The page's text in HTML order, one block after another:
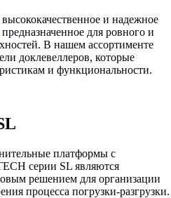
и надежное
предназначенное для ровного и
В нашем ассортименте
доклевеллеров, которые
и функциональности.
платформы с
серии SL являются
решением для организации
процесса погрузки-разгрузки.